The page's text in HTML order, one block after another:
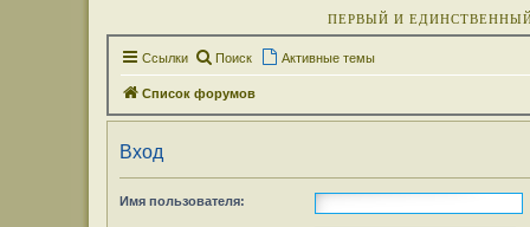
ПЕРВЫЙ И
Ссылки Поиск Активные темы
Список форумов
Вход
Имя пользователя: